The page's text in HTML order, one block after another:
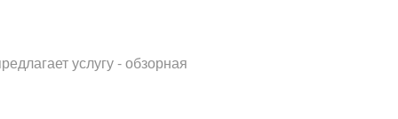
услугу - обзорная